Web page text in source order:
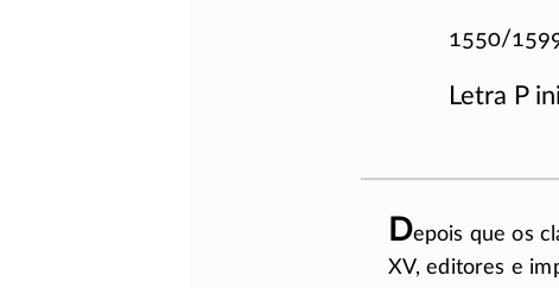
1550/
Letra P
Depois que os
XV, editores e